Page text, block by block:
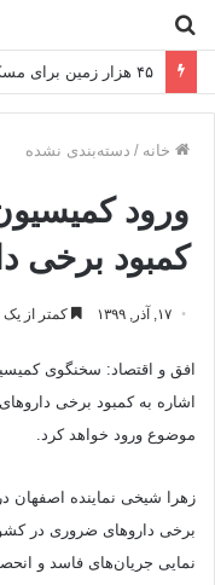
۴۵ هزار زمین برای مسکن محرومان تأمین شد
خانه / دسته‌بندی نشده
ورود
کمبود برخی
۱۷, آذر, ۱۳۹۹ کمتر از یک
افق و اقتصاد: سخنگوی
اشاره به کمبود برخی
موضوع ورود خواهد کرد.
زهرا شیخی نماینده اصفهان
برخی داروهای ضروری در
نمایی ‫جریان‌های فاسد و